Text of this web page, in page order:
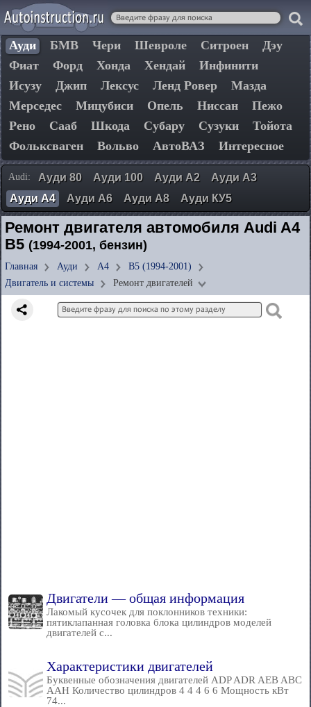
Ауди БМВ Чери Шевроле Ситроен
Дэу
Фиат
Форд Хонда Хендай
Инфинити
Исузу
Джип Лексус Ленд Ровер
Мазда
Мерседес
Мицубиси Опель Ниссан
Пежо
Рено
Сааб Шкода Субару Сузуки
Тойота
Фольксваген
Вольво АвтоВАЗ Интересное
Audi: Ауди 80 Ауди 100 Ауди А2
Ауди А3
Ауди А4
Ауди А6 Ауди А8 Ауди КУ5
Ремонт двигателя автомобиля Audi A4
B5 (1994-2001, бензин)
Главная Ауди А4
B5 (1994-2001)
Двигатель и системы
Ремонт двигателей
Двигатели — общая информация
Лакомый кусочек для поклонников техники:
пятиклапанная головка блока цилиндров моделей
двигателей с...
Характеристики двигателей
Буквенные обозначения двигателей ADP ADR AEB ABC
AAH Количество цилиндров 4 4 4 6 6 Мощность кВт
74...